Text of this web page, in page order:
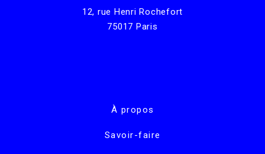
12, rue Henri Rochefort
75017 Paris
À propos
Savoir-faire